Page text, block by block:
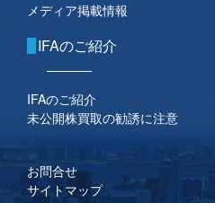
メディア掲載情報
IFAのご紹介
IFAのご紹介
未公開株買取の勧誘に注意
お問合せ
サイトマップ